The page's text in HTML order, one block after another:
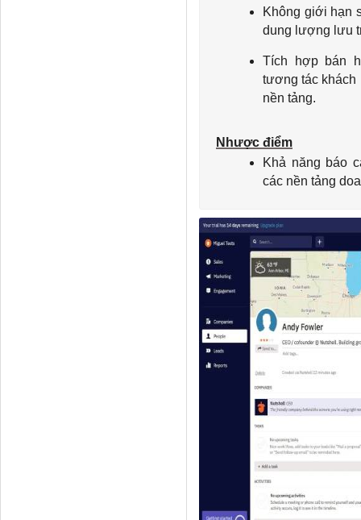
Không giới hạn
dung lượng lưu
Tích hợp bán
tương tác khách
nền tảng.
Nhược điểm
Khả năng báo
các nền tảng